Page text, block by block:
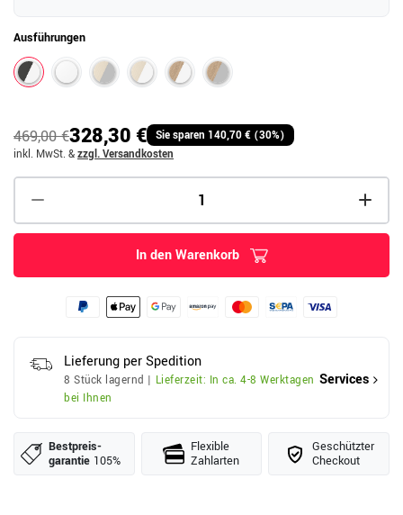
Ausführungen
469,00 €328,30 € Sie sparen 140,70 € (30%)
inkl. MwSt. &zzgl. Versandkosten
In den Warenkorb
Lieferung per Spedition
8 Stück lagernd | Lieferzeit: In ca. 4-8 Werktagen
bei Ihnen
Services
Bestpreis­
garantie 105%
Flexible
Zahlarten
Geschützter
Checkout